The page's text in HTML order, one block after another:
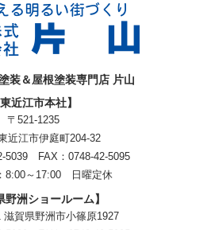
装＆屋根塗装専門店 片山
東近江市本社】
〒521-1235
近江市伊庭町204-32
5039 FAX：0748-42-5095
8:00～17:00 日曜定休
野洲ショールーム】
滋賀県野洲市小篠原1927